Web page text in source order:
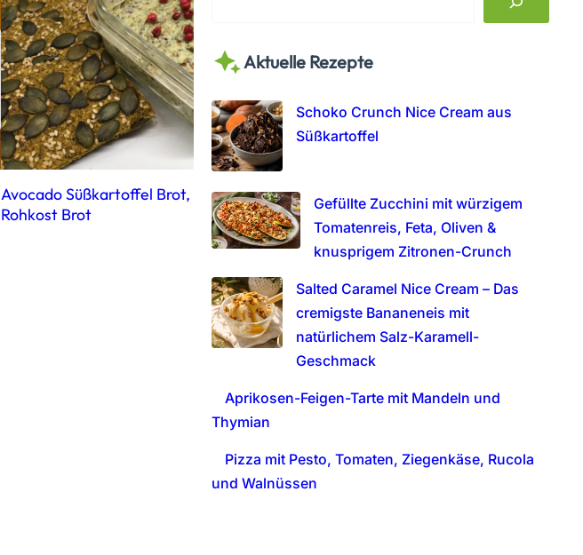
Avocado Süßkartoffel Brot,
Rohkost Brot
r
h
Aktuelle Rezepte
Schoko Crunch Nice Cream aus
Süßkartoffel
Gefüllte Zucchini mit würzigem
Tomatenreis, Feta, Oliven &
knusprigem Zitronen-Crunch
Salted Caramel Nice Cream – Das
cremigste Bananeneis mit
natürlichem Salz-Karamell-
Geschmack
Aprikosen-Feigen-Tarte mit Mandeln und
Thymian
Pizza mit Pesto, Tomaten, Ziegenkäse, Rucola
und Walnüssen